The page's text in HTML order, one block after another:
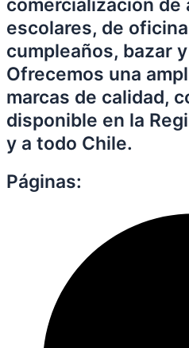
comercialización de
escolares, de
cumpleaños, bazar
Ofrecemos una
marcas de calidad,
disponible en la
y a todo Chile.
Páginas: